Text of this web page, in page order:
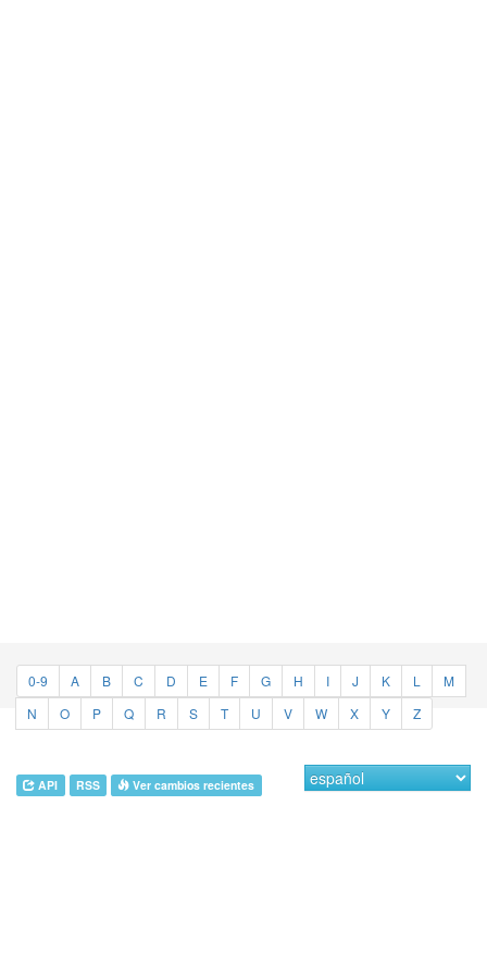
0-9 A B C D E F G H I J K L
M
N
O P Q R S T U V W X Y Z
API RSS Ver cambios recientes